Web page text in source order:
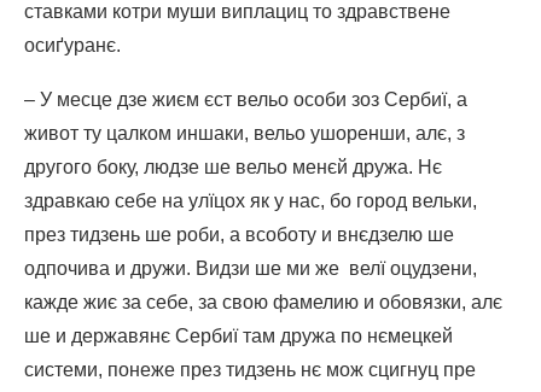
ставками котри муши виплациц то здравствене
осиґуранє.
– У месце дзе жиєм єст вельо особи зоз Сербиї, а
живот ту цалком иншаки, вельо ушоренши, алє, з
другого боку, людзе ше вельо менєй дружа. Нє
здравкаю себе на улїцох як у нас, бо город вельки,
през тидзень ше роби, а всоботу и внєдзелю ше
одпочива и дружи. Видзи ше ми же велї оцудзени,
кажде жиє за себе, за свою фамелию и обовязки, алє
ше и державянє Сербиї там дружа по нємецкей
системи, понеже през тидзень нє мож сцигнуц пре